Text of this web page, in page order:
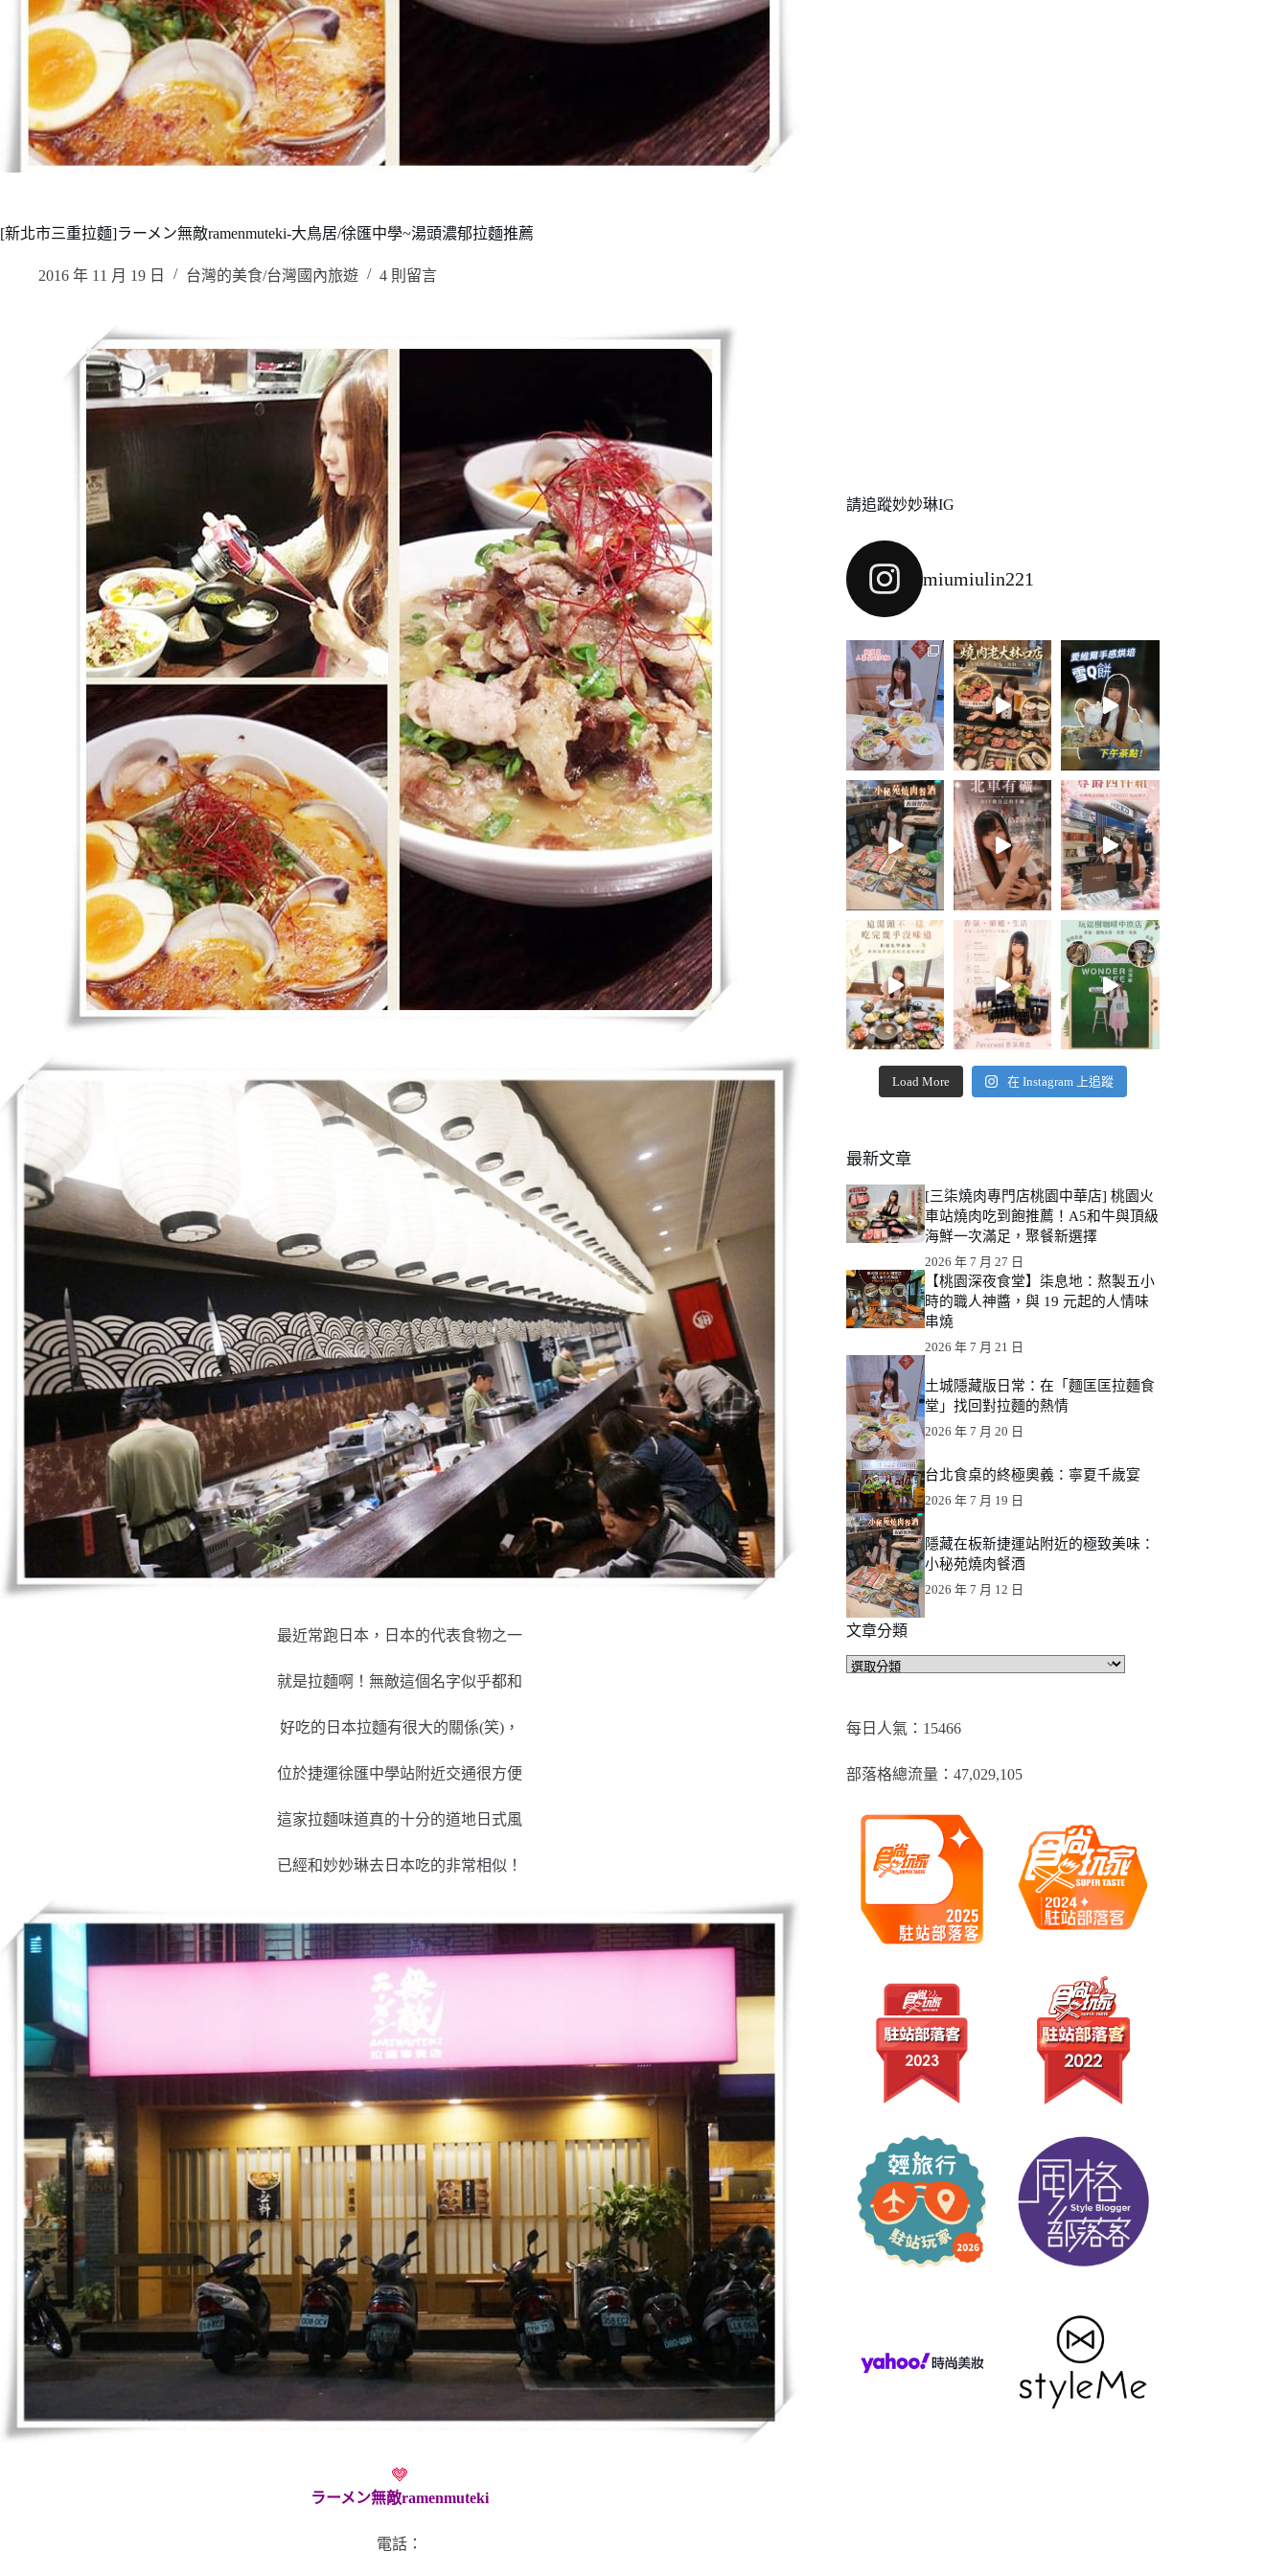
[新北市三重拉麵]ラーメン無敵ramenmuteki-大鳥居/徐匯中學~湯頭濃郁拉麵推薦
2016 年 11 月 19 日 台灣的美食/台灣國內旅遊 4 則留言
最近常跑日本，日本的代表食物之一
就是拉麵啊！無敵這個名字似乎都和
好吃的日本拉麵有很大的關係(笑)，
位於捷運徐匯中學站附近交通很方便
這家拉麵味道真的十分的道地日式風
已經和妙妙琳去日本吃的非常相似！
ラーメン無敵ramenmuteki
電話：
請追蹤妙妙琳IG
miumiulin221
Load More 在 Instagram 上追蹤
最新文章
[三柒燒肉專門店桃園中華店] 桃園火
車站燒肉吃到飽推薦！A5和牛與頂級
海鮮一次滿足，聚餐新選擇
2026 年 7 月 27 日
【桃園深夜食堂】柒息地：熬製五小
時的職人神醬，與 19 元起的人情味
串燒
2026 年 7 月 21 日
土城隱藏版日常：在「麵匡匡拉麵食
堂」找回對拉麵的熱情
2026 年 7 月 20 日
台北食桌的終極奧義：寧夏千歲宴
2026 年 7 月 19 日
隱藏在板新捷運站附近的極致美味：
小秘苑燒肉餐酒
2026 年 7 月 12 日
文章分類
文
類
每日人氣：15466
部落格總流量：​47,029,105